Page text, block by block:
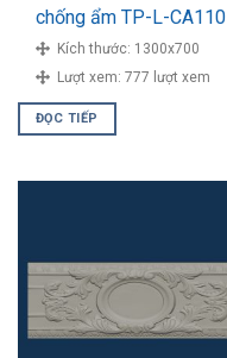
chống ẩm TP-L-CA110
Kích thước: 1300x700
Lượt xem: 777 lượt xem
ĐỌC TIẾP